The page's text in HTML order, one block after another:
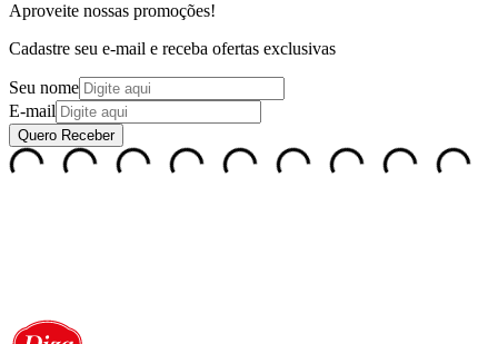
Aproveite nossas promoções!
Cadastre seu e-mail e receba ofertas exclusivas
Seu nome
E-mail
Quero Receber